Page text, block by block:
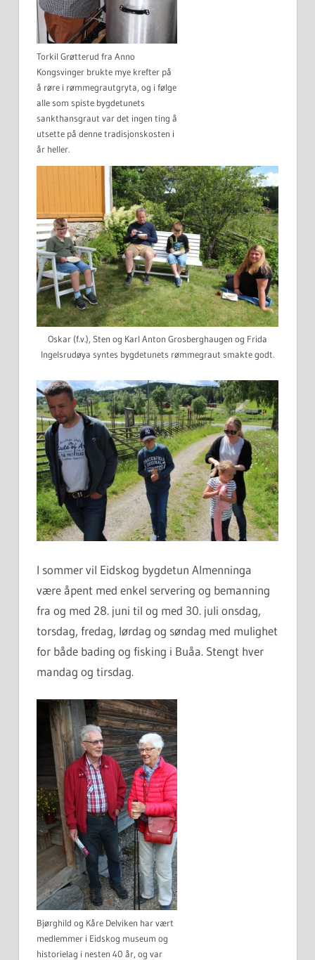
Torkil Grøtterud fra Anno
Kongsvinger brukte mye krefter på
å røre i rømmegrautgryta, og i følge
alle som spiste bygdetunets
sankthansgraut var det ingen ting å
utsette på denne tradisjonskosten i
år heller.
Oskar (f.v.), Sten og Karl Anton Grosberghaugen og Frida
Ingelsrudøya syntes bygdetunets rømmegraut smakte godt.
I sommer vil Eidskog bygdetun Almenninga
være åpent med enkel servering og bemanning
fra og med 28. juni til og med 30. juli onsdag,
torsdag, fredag, lørdag og søndag med mulighet
for både bading og fisking i Buåa. Stengt hver
mandag og tirsdag.
Bjørghild og Kåre Delviken har vært
medlemmer i Eidskog museum og
historielag i nesten 40 år, og var